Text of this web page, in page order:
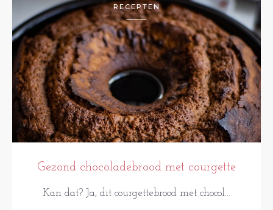
RECEPTEN
Gezond chocoladebrood met courgette
Kan dat? Ja, dit courgettebrood met chocol...